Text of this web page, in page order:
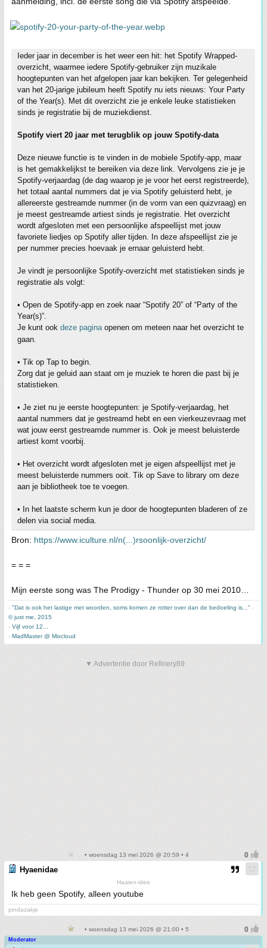
Ieder jaar in december is het weer een hit: het Spotify Wrapped-
overzicht, waarmee iedere Spotify-gebruiker zijn muzikale
hoogtepunten van het afgelopen jaar kan bekijken. Ter gelegenheid
van het 20-jarige jubileum heeft Spotify nu iets nieuws: Your Party
of the Year(s). Met dit overzicht zie je enkele leuke statistieken
sinds je registratie bij de muziekdienst.
Spotify viert 20 jaar met terugblik op jouw Spotify-data
Deze nieuwe functie is te vinden in de mobiele Spotify-app, maar
is het gemakkelijkst te bereiken via deze link. Vervolgens zie je je
Spotify-verjaardag (de dag waarop je je voor het eerst registreerde),
het totaal aantal nummers dat je via Spotify geluisterd hebt, je
allereerste gestreamde nummer (in de vorm van een quizvraag) en
je meest gestreamde artiest sinds je registratie. Het overzicht
wordt afgesloten met een persoonlijke afspeellijst met jouw
favoriete liedjes op Spotify aller tijden. In deze afspeellijst zie je
per nummer precies hoevaak je ernaar geluisterd hebt.
Je vindt je persoonlijke Spotify-overzicht met statistieken sinds je
registratie als volgt:
• Open de Spotify-app en zoek naar “Spotify 20” of “Party of the
Year(s)”.
Je kunt ook deze paginaopenen om meteen naar het overzicht te
gaan.
• Tik op Tap to begin.
Zorg dat je geluid aan staat om je muziek te horen die past bij je
statistieken.
• Je ziet nu je eerste hoogtepunten: je Spotify-verjaardag, het
aantal nummers dat je gestreamd hebt en een vierkeuzevraag met
wat jouw eerst gestreamde nummer is. Ook je meest beluisterde
artiest komt voorbij.
• Het overzicht wordt afgesloten met je eigen afspeellijst met je
meest beluisterde nummers ooit. Tik op Save to library om deze
aan je bibliotheek toe te voegen.
• In het laatste scherm kun je door de hoogtepunten bladeren of ze
delen via social media.
Bron: https://www.iculture.nl/n(...)rsoonlijk-overzicht/
= = =
Mijn eerste song was The Prodigy - Thunder op 30 mei 2010…
- "Dat is ook het lastige met woorden, soms komen ze rotter over dan de bedoeling is..." -
© just me, 2015
- Vijf voor 12...
- MadMaster @ Mixcloud
▼ Advertentie door Refinery89
• woensdag 13 mei 2026 @ 20:59 • 4
Hyaenidae
Haaien-idee
Ik heb geen Spotify, alleen youtube
pindazakje
• woensdag 13 mei 2026 @ 21:00 • 5
Moderator